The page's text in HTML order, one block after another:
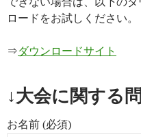
ロードをお試しください。
⇒ダウンロードサイト
↓大会に関する
お名前 (必須)